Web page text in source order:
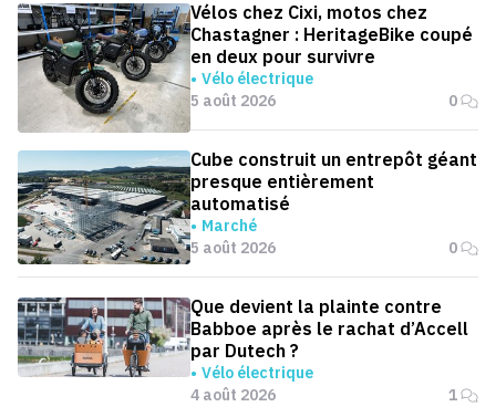
Vélos chez Cixi, motos chez
Chastagner : HeritageBike coupé
en deux pour survivre
Vélo électrique
5 août 2026
0
Cube construit un entrepôt géant
presque entièrement
automatisé
Marché
5 août 2026
0
Que devient la plainte contre
Babboe après le rachat d’Accell
par Dutech ?
Vélo électrique
4 août 2026
1